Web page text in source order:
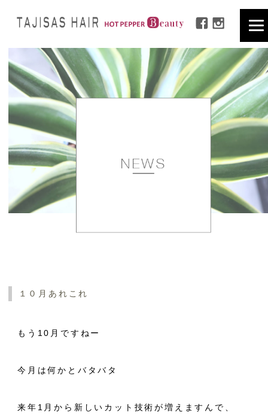
１０月あれこれ
もう10月ですねー
今月は何かとバタバタ
来年1月から新しいカット技術が増えますんで、